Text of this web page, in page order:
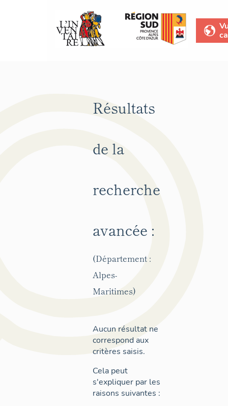
Résultats
de la
recherche
avancée :
(Département :
Alpes-
Maritimes)
Aucun résultat ne
correspond aux
critères saisis.
Cela peut
s'expliquer par les
raisons suivantes :